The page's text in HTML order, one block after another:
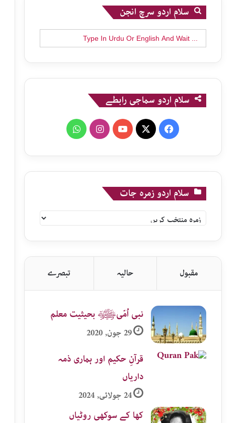
سلام اردو سرچ انجن
Search
for:
سلام اردو سماجی رابطے
Facebook
X
YouTube
Instagram
WhatsApp
سلام اردو زمرہ جات
سلام
اردو
مقبول حالیہ تبصرے
نبی اُمّیﷺ بحیثیت معلم
29 جون, 2020
قرآنِ حکیم اور ہماری ذمہ
داریاں
24 جولائی, 2024
کھا کے سوکھی روٹیاں